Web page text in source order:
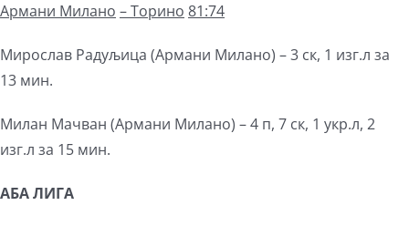
Армани Милано – Торино 81:74
Мирослав Радуљица (Армани Милано) – 3 ск, 1 изг.л за
13 мин.
Милан Мачван (Армани Милано) – 4 п, 7 ск, 1 укр.л, 2
изг.л за 15 мин.
АБА ЛИГА